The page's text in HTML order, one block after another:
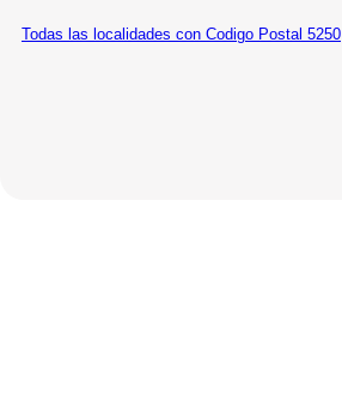
Todas las localidades con Codigo Postal 5250